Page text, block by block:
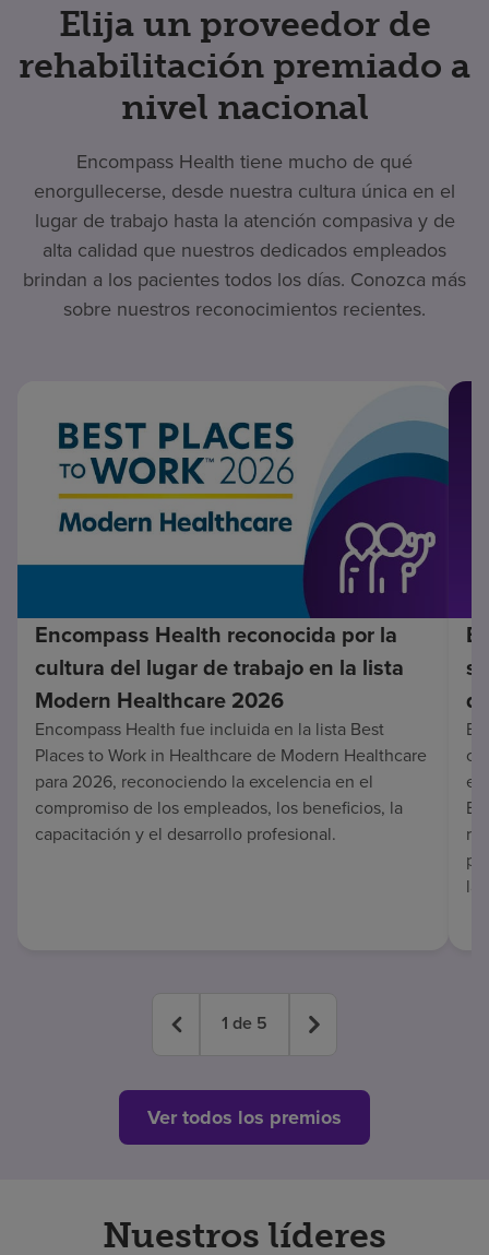
Elija un proveedor de
rehabilitación premiado a
nivel nacional
Encompass Health tiene mucho de qué
enorgullecerse, desde nuestra cultura única en el
lugar de trabajo hasta la atención compasiva y de
alta calidad que nuestros dedicados empleados
brindan a los pacientes todos los días. Conozca más
sobre nuestros reconocimientos recientes.
Encompass Health reconocida por la
cultura del lugar de trabajo en la lista
Modern Healthcare 2026
Encompass Health fue incluida en la lista Best
Places to Work in Healthcare de Modern Healthcare
para 2026, reconociendo la excelencia en el
compromiso de los empleados, los beneficios, la
capacitación y el desarrollo profesional.
1 de 5
Ver todos los premios
Nuestros líderes